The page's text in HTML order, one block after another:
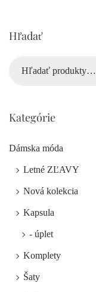
Hľadať
Kategórie
Dámska móda
Letné ZĽAVY
Nová kolekcia
Kapsula
- úplet
Komplety
Šaty